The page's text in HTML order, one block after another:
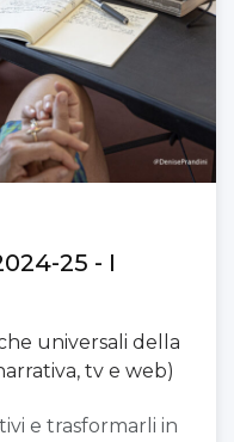
25 - I
universali della
tv e web)
e trasformarli in